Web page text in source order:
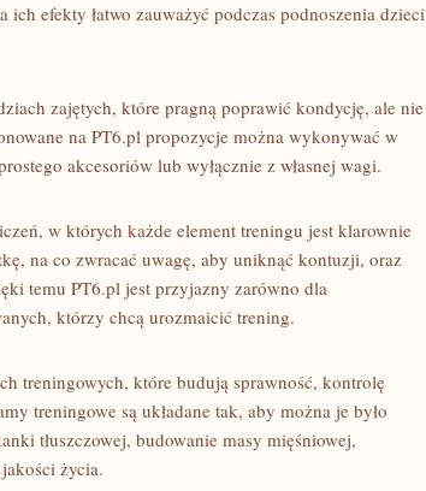
ich efekty łatwo zauważyć podczas podnoszenia dzieci
zajętych, które pragną poprawić kondycję, ale nie
na PT6.pl propozycje można wykonywać w
akcesoriów lub wyłącznie z własnej wagi.
w których każde element treningu jest klarownie
na co zwracać uwagę, aby uniknąć kontuzji, oraz
temu PT6.pl jest przyjazny zarówno dla
którzy chcą urozmaicić trening.
treningowych, które budują sprawność, kontrolę
treningowe są układane tak, aby można je było
tłuszczowej, budowanie masy mięśniowej,
życia.